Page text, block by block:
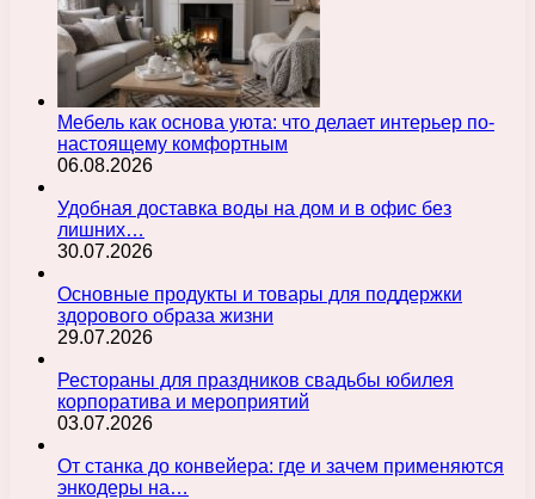
Мебель как основа уюта: что делает интерьер по-
настоящему комфортным
06.08.2026
Удобная доставка воды на дом и в офис без
лишних…
30.07.2026
Основные продукты и товары для поддержки
здорового образа жизни
29.07.2026
Рестораны для праздников свадьбы юбилея
корпоратива и мероприятий
03.07.2026
От станка до конвейера: где и зачем применяются
энкодеры на…